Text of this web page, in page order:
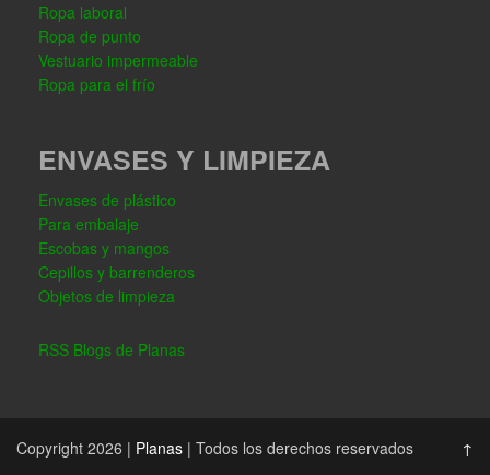
Ropa laboral
Ropa de punto
Vestuario impermeable
Ropa para el frío
ENVASES Y LIMPIEZA
Envases de plástico
Para embalaje
Escobas y mangos
Cepillos y barrenderos
Objetos de limpieza
RSS Blogs de Planas
Copyright 2026 | Planas | Todos los derechos reservados ↑